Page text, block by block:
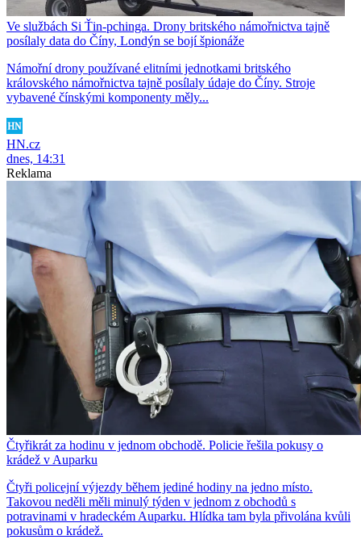
Ve službách Si Ťin-pchinga. Drony britského námořnictva tajně
posílaly data do Číny, Londýn se bojí špionáže
Námořní drony používané elitními jednotkami britského
královského námořnictva tajně posílaly údaje do Číny. Stroje
vybavené čínskými komponenty měly...
HN.cz
dnes, 14:31
Reklama
Čtyřikrát za hodinu v jednom obchodě. Policie řešila pokusy o
krádež v Auparku
Čtyři policejní výjezdy během jediné hodiny na jedno místo.
Takovou neděli měli minulý týden v jednom z obchodů s
potravinami v hradeckém Auparku. Hlídka tam byla přivolána kvůli
pokusům o krádež.